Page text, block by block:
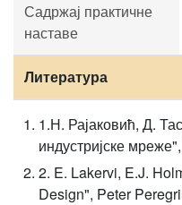
Садржај практичне
наставе
Литература
1.Н. Рајаковић, Д.
индустријске
2. E. Lakervi, E.J.
Design", Peter